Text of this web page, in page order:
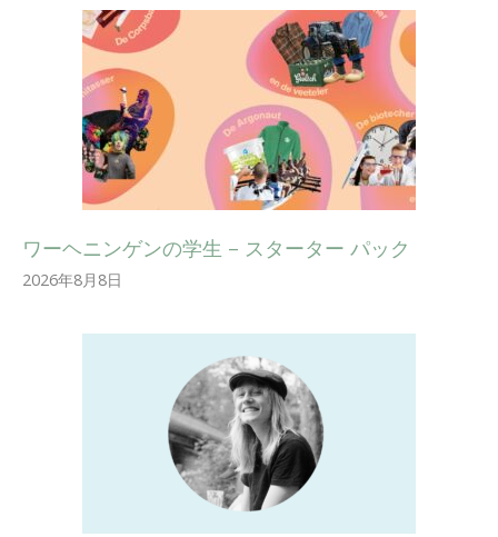
ワーヘニンゲンの学生 – スターター パック
2026年8月8日